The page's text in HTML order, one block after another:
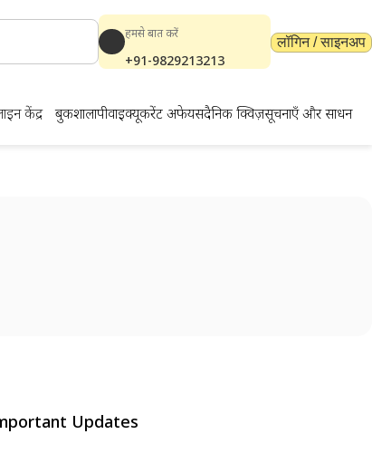
हमसे बात करें
+91-9829213213
लॉगिन / साइनअप
केंद्र बुकशालापीवाईक्यूकरेंट अफेयर्सदैनिक क्विज़सूचनाएँ और साधन
Updates